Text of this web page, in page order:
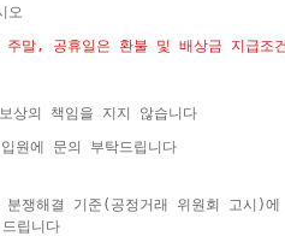
오
말, 공휴일은 환불 및 배상금 지급조
상의 책임을 지지 않습니다
원에 문의 부탁드립니다
쟁해결 기준(공정거래 위원회 고시)
립니다